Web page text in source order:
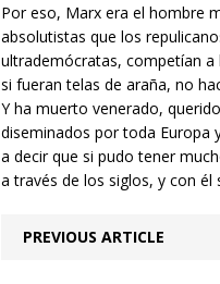
Por eso, Marx era el hombre
absolutistas que los
ultrademócratas, competían
si fueran telas de araña, no
Y ha muerto venerado,
diseminados por toda Europa
a decir que si pudo tener
a través de los siglos, y con él
PREVIOUS ARTICLE